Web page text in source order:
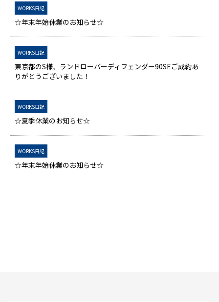
WORKS日記
☆年末年始休業のお知らせ☆
WORKS日記
東京都のS様、ランドローバーディフェンダー90SEご成約あ
りがとうございました！
WORKS日記
☆夏季休業のお知らせ☆
WORKS日記
☆年末年始休業のお知らせ☆